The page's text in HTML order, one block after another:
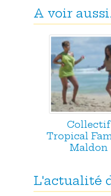
A voir
Collectif
Tropical
Maldon
L'actualité